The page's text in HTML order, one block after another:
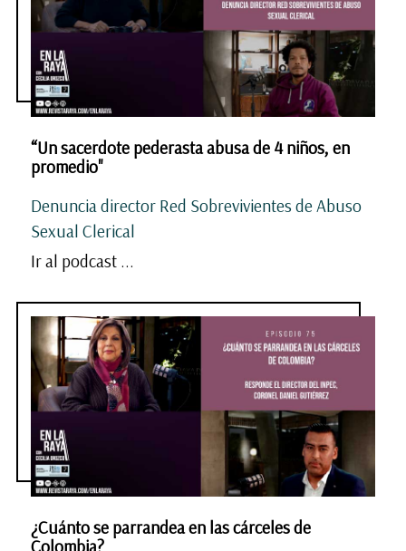
“Un sacerdote pederasta abusa de 4 niños, en
promedio"
Denuncia director Red Sobrevivientes de Abuso
Sexual Clerical
Ir al podcast ...
¿Cuánto se parrandea en las cárceles de
Colombia?